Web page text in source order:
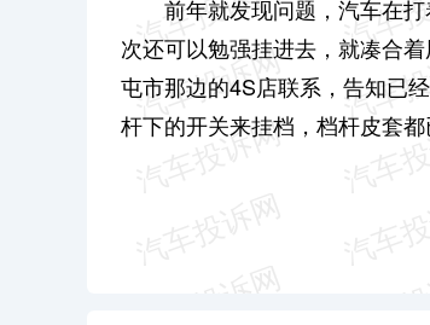
前年就发现问题，汽车在
次还可以勉强挂进去，就凑合
屯市那边的4S店联系，告知已
杆下的开关来挂档，档杆皮套都